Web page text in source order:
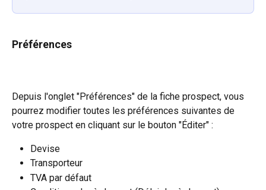
Préférences
Depuis l'onglet "Préférences" de la fiche prospect, vous
pourrez modifier toutes les préférences suivantes de
votre prospect en cliquant sur le bouton "Éditer" :
Devise
Transporteur
TVA par défaut